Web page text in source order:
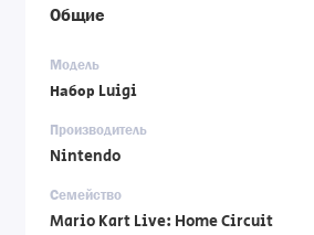
Общие
Модель
Набор Luigi
Производитель
Nintendo
Семейство
Mario Kart Live: Home Circuit